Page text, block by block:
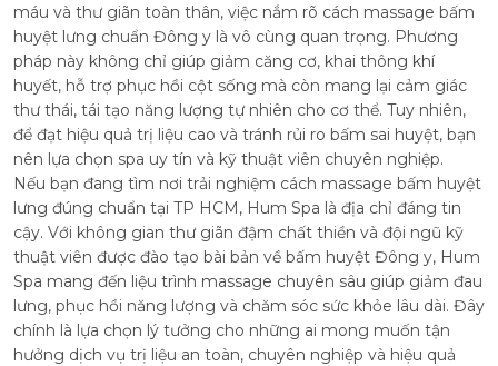
máu và thư giãn toàn thân, việc nắm rõ cách massage bấm
huyệt lưng chuẩn Đông y là vô cùng quan trọng. Phương
pháp này không chỉ giúp giảm căng cơ, khai thông khí
huyết, hỗ trợ phục hồi cột sống mà còn mang lại cảm giác
thư thái, tái tạo năng lượng tự nhiên cho cơ thể. Tuy nhiên,
để đạt hiệu quả trị liệu cao và tránh rủi ro bấm sai huyệt, bạn
nên lựa chọn spa uy tín và kỹ thuật viên chuyên nghiệp.
Nếu bạn đang tìm nơi trải nghiệm cách massage bấm huyệt
lưng đúng chuẩn tại TP HCM, Hum Spa là địa chỉ đáng tin
cậy. Với không gian thư giãn đậm chất thiền và đội ngũ kỹ
thuật viên được đào tạo bài bản về bấm huyệt Đông y, Hum
Spa mang đến liệu trình massage chuyên sâu giúp giảm đau
lưng, phục hồi năng lượng và chăm sóc sức khỏe lâu dài. Đây
chính là lựa chọn lý tưởng cho những ai mong muốn tận
hưởng dịch vụ trị liệu an toàn, chuyên nghiệp và hiệu quả